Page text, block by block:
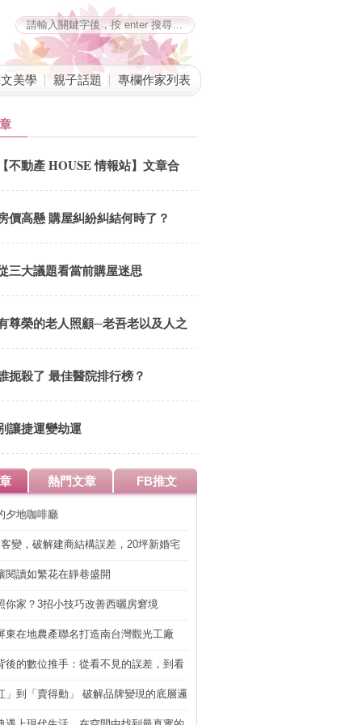
美學 親子話題 專欄作家列表
從大趨勢看台灣大量興建社會住宅的必要性
文．莊孟翰台北市長柯文哲五月二十日赴市議會進行專案報告，在與市
之間，除坦承八年五萬戶公宅政策方向不對之外，還將矛頭指向被教練
失，為何公
【不動產 HOUSE 情報站】文章合
公告
價高懸 購屋糾紛糾結何時了？
三大議題看當前購屋迷思
尊榮的老人照顧─老吾老以及人之
扼殺了 最佳醫院排行榜？
讓捷運變劫運
熱門文章 FB推文
夕地咖啡廳
變，破解建商結構誤差，20坪新婚宅
閱讀如繁花在靜巷盛開
你家？3招小技巧改善西曬房窘境
東在地農產聯名打造南台灣觀光工廠
後的數位推手：從看不見的誤差，到看
」到「賣得動」 破解品牌變現的底層邏